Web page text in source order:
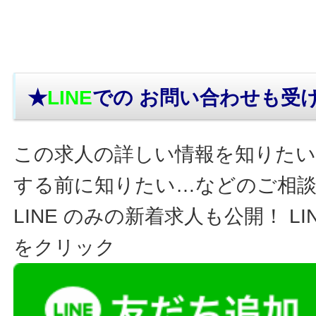
★LINEでの お問い合わせも受
この求人の詳しい情報を知りた
する前に知りたい…などのご相
LINE のみの新着求人も公開！
をクリック